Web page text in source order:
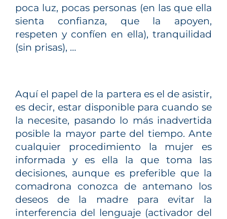
poca luz, pocas personas (en las que ella
sienta confianza, que la apoyen,
respeten y confíen en ella), tranquilidad
(sin prisas), …
Aquí el papel de la partera es el de asistir,
es decir, estar disponible para cuando se
la necesite, pasando lo más inadvertida
posible la mayor parte del tiempo. Ante
cualquier procedimiento la mujer es
informada y es ella la que toma las
decisiones, aunque es preferible que la
comadrona conozca de antemano los
deseos de la madre para evitar la
interferencia del lenguaje (activador del